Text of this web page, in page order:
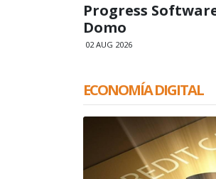
Progress
Domo
02 AUG 2026
ECONOMÍA DIGITAL